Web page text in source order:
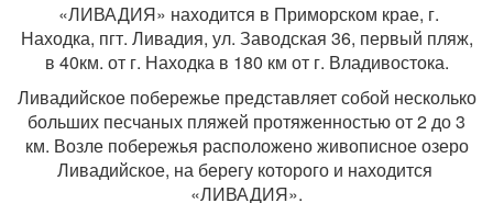
«ЛИВАДИЯ» находится в Приморском крае, г.
Находка, пгт. Ливадия, ул. Заводская 36, первый пляж,
в 40км. от г. Находка в 180 км от г. Владивостока.
Ливадийское побережье представляет собой несколько
больших песчаных пляжей протяженностью от 2 до 3
км. Возле побережья расположено живописное озеро
Ливадийское, на берегу которого и находится
«ЛИВАДИЯ».